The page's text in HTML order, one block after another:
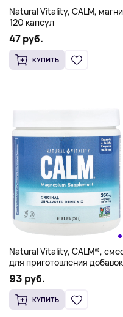
Natural Vitality, CALM,
120 капсул
47 руб.
КУПИТЬ
Natural Vitality, CALM®,
для приготовления
магнием, оригинальная (без
добавок), 226 г (8 унций)
93 руб.
КУПИТЬ